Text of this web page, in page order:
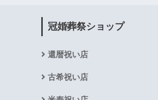
冠婚葬祭ショップ
還暦祝い店
古希祝い店